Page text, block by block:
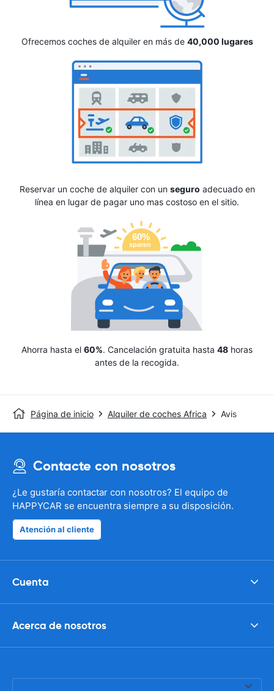
Ofrecemos coches de alquiler en más de 40,000 lugares
Reservar un coche de alquiler con un seguro adecuado en
línea en lugar de pagar uno mas costoso en el sitio.
Ahorra hasta el 60%. Cancelación gratuita hasta 48 horas
antes de la recogida.
Página de inicio Alquiler de coches Africa Avis
Contacte con nosotros
¿Le gustaría contactar con nosotros? El equipo de
HAPPYCAR se encuentra siempre a su disposición.
Atención al cliente
Cuenta
Acerca de nosotros